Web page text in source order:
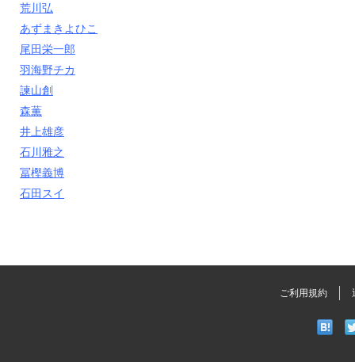
荒川弘
あずまきよひこ
尾田栄一郎
羽海野チカ
諫山創
森薫
井上雄彦
石川雅之
冨樫義博
石田スイ
ご利用規約